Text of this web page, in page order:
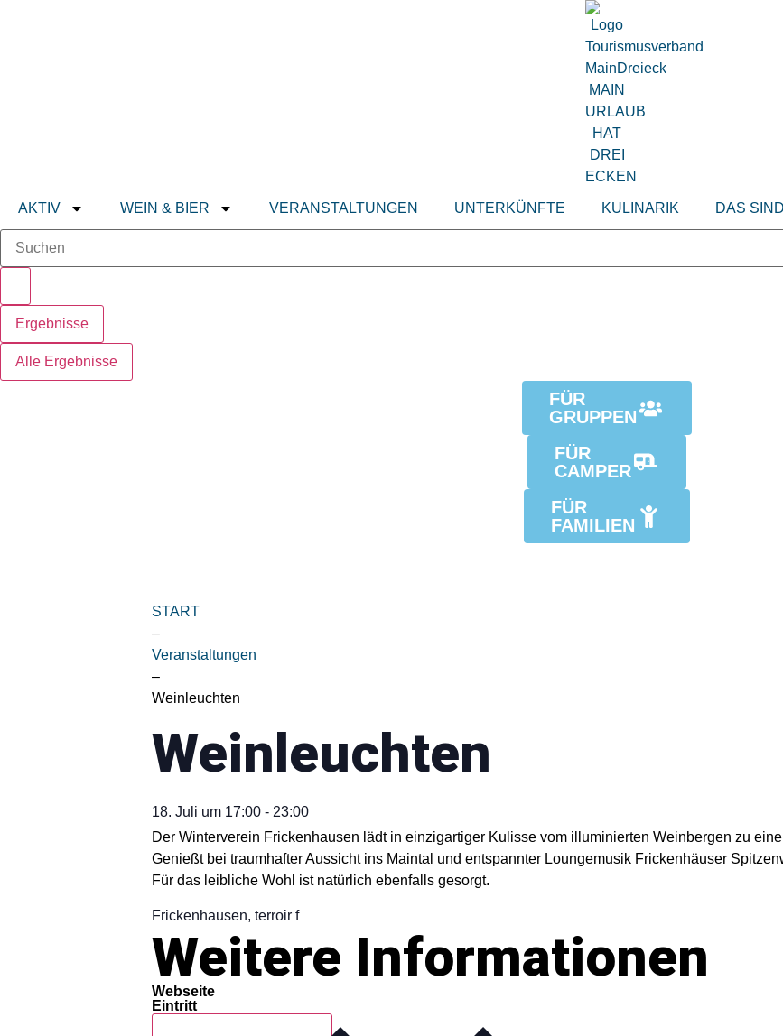
AKTIV WEIN & BIER VERANSTALTUNGEN UNTERKÜNFTE KULINARIK DAS
Ergebnisse
Alle Ergebnisse
FÜR
GRUPPEN
FÜR
CAMPER
FÜR
FAMILIEN
START
–
Veranstaltungen
–
Weinleuchten
Weinleuchten
18. Juli um 17:00 - 23:00
Der Winterverein Frickenhausen lädt in einzigartiger Kulisse vom illuminierten Weinbergen zu
Genießt bei traumhafter Aussicht ins Maintal und entspannter Loungemusik Frickenhäuser
Für das leibliche Wohl ist natürlich ebenfalls gesorgt.
Frickenhausen, terroir f
Weitere Informationen
Webseite
Eintritt